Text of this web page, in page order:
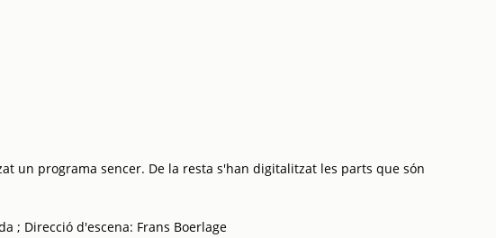
un programa sencer. De la resta s'han digitalitzat les parts que són
; Direcció d'escena: Frans Boerlage